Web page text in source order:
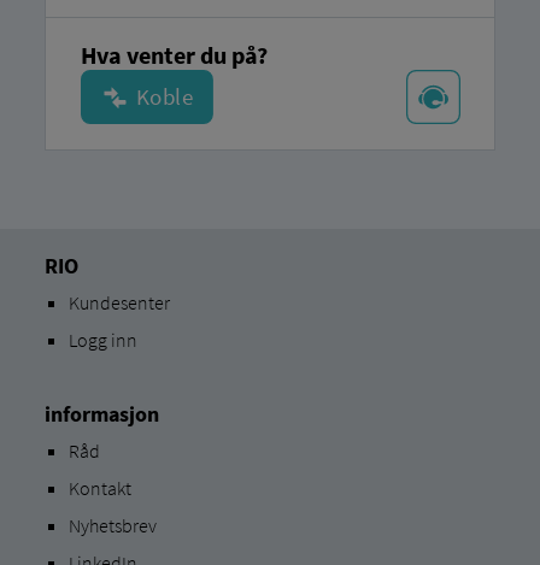
Hva venter du på?
RIO
Kundesenter
Logg inn
informasjon
Råd
Kontakt
Nyhetsbrev